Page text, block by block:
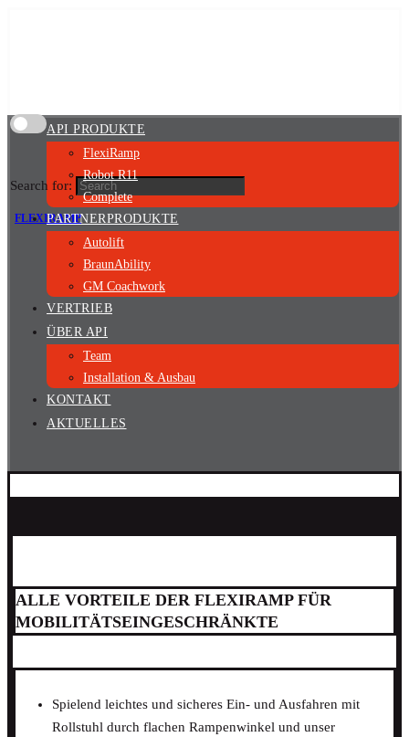
Search for:
FLEXIRAMP
API PRODUKTE
FlexiRamp
Robot R11
Complete
PARTNERPRODUKTE
Autolift
BraunAbility
GM Coachwork
VERTRIEB
ÜBER API
Team
Installation & Ausbau
KONTAKT
AKTUELLES
ALLE VORTEILE DER FLEXIRAMP FÜR
MOBILITÄTSEINGESCHRÄNKTE
Spielend leichtes und sicheres Ein- und Ausfahren mit
Rollstuhl durch flachen Rampenwinkel und unser